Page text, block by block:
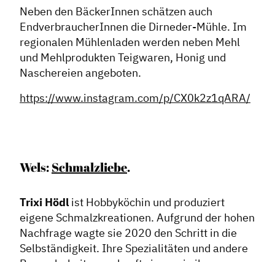
Neben den BäckerInnen schätzen auch
EndverbraucherInnen die Dirneder-Mühle. Im
regionalen Mühlenladen werden neben Mehl
und Mehlprodukten Teigwaren, Honig und
Naschereien angeboten.
https://www.instagram.com/p/CX0k2z1qARA/
Wels:Schmalzliebe.
Trixi Hödlist Hobbyköchin und produziert
eigene Schmalzkreationen. Aufgrund der hohen
Nachfrage wagte sie 2020 den Schritt in die
Selbständigkeit. Ihre Spezialitäten und andere